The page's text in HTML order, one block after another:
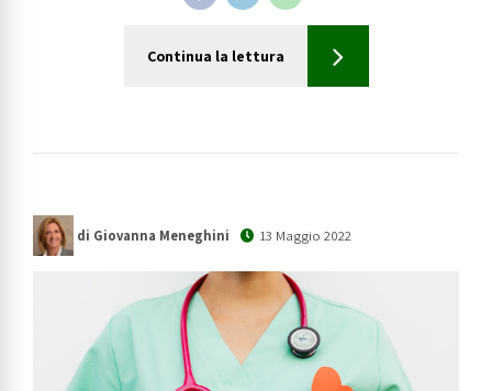
Continua la lettura
di Giovanna Meneghini 13 Maggio 2022